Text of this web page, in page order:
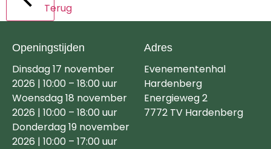
Terug
Openingstijden
Dinsdag 17 november
2026 | 10:00 – 18:00 uur
Woensdag 18 november
2026 | 10:00 – 18:00 uur
Donderdag 19 november
2026 | 10:00 – 17:00 uur
Adres
Evenementenhal
Hardenberg
Energieweg 2
7772 TV Hardenberg